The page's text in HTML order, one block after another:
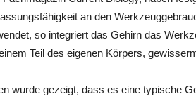
an den
so integriert das Gehirn das
Teil des eigenen Körpers,
wurde gezeigt, dass es eine typische